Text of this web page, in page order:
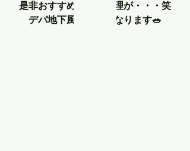
是非おすすめしたい料理が・・・笑
デパ地下風サラダになります🥗